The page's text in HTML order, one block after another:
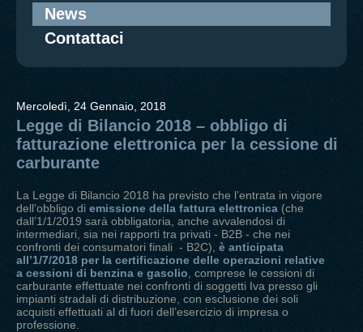
News
Contattaci
Mercoledì, 24 Gennaio, 2018
Legge di Bilancio 2018 – obbligo di
fatturazione elettronica per la cessione di
carburante
La Legge di Bilancio 2018 ha previsto che l’entrata in vigore
dell’obbligo di emissione della fattura elettronica (che
dall’1/1/2019 sarà obbligatoria, anche avvalendosi di
intermediari, sia nei rapporti tra privati - B2B - che nei
confronti dei consumatori finali - B2C), è anticipata
all’1/7/2018 per la certificazione delle operazioni relative
a cessioni di benzina e gasolio , comprese le cessioni di
carburante effettuate nei confronti di soggetti Iva presso gli
impianti stradali di distribuzione, con esclusione dei soli
acquisti effettuati al di fuori dell’esercizio di impresa o
professione.